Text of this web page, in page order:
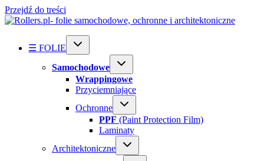
Przejdź do treści
☰ FOLIE
Samochodowe
Wrappingowe
Przyciemniające
Ochronne
PPF (Paint Protection Film)
Laminaty
Architektoniczne